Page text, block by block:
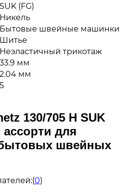
SUK (FG)
Никель
Бытовые швейные машинки
Шитье
Неэластичный трикотаж
33.9 мм
2.04 мм
5
130/705 H SUK
ассорти для
швейных
(0)